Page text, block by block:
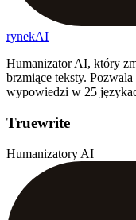
rynekAI
Humanizator AI, który
brzmiące teksty.
wypowiedzi w 25
Truewrite
Humanizatory AI